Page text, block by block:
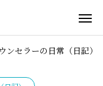
ンセラーの日常（日記）